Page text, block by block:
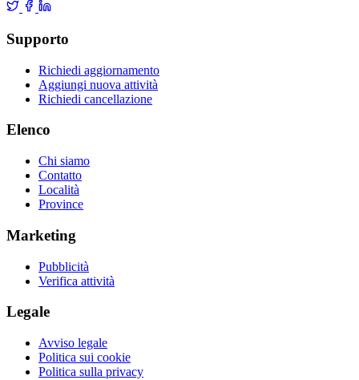
Supporto
Richiedi aggiornamento
Aggiungi nuova attività
Richiedi cancellazione
Elenco
Chi siamo
Contatto
Località
Province
Marketing
Pubblicità
Verifica attività
Legale
Avviso legale
Politica sui cookie
Politica sulla privacy